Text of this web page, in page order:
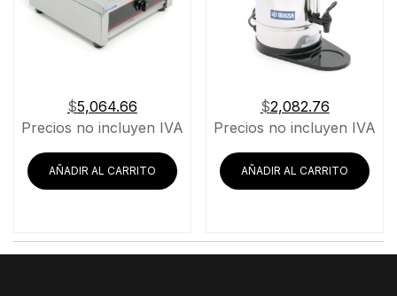
$5,064.66
Precios no incluyen IVA
AÑADIR AL CARRITO
$2,082.76
Precios no incluyen IVA
AÑADIR AL CARRITO